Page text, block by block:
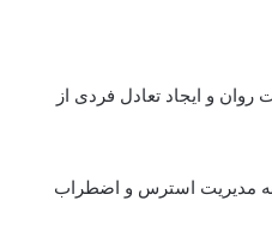
و ایجاد تعادل فردی از
به مدیریت استرس و اضطراب